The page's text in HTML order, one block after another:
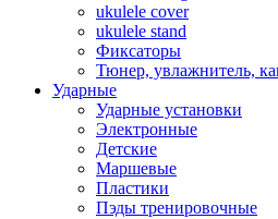
ukulele cover
ukulele stand
Фиксаторы
Тюнер, увлажнитель,
Ударные
Ударные установки
Электронные
Детские
Маршевые
Пластики
Пэды тренировочные